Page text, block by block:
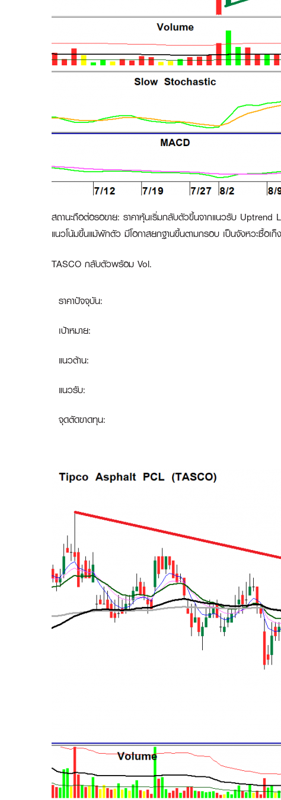
สถานะถือต่อรอขาย: ราคาหุ้นเริ่มกลับตัวขึ้นจากแนวรับ Uptrend
แนวโน้มขึ้นแม้พักตัว มีโอกาสยกฐานขึ้นตามกรอบ เป็นจังหวะซื้อเก็
TASCO กลับตัวพร้อม Vol.
ราคาปัจจุบัน:
เป้าหมาย:
แนวต้าน:
แนวรับ:
จุดตัดขาดทุน: